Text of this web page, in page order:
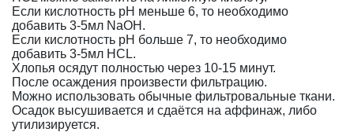
Если кислотность pH меньше 6, то необходимо
добавить 3-5мл NaOH.
Если кислотность pH больше 7, то необходимо
добавить 3-5мл HCL.
Хлопья осядут полностью через 10-15 минут.
После осаждения произвести фильтрацию.
Можно использовать обычные фильтровальные ткани.
Осадок высушивается и сдаётся на аффинаж, либо
утилизируется.